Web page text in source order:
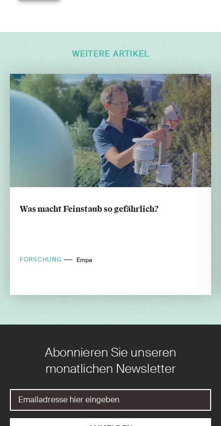
WEITERE ARTIKEL
Was macht Feinstaub so gefährlich?
FORSCHUNG Empa
Abonnieren Sie unseren
monatlichen Newsletter